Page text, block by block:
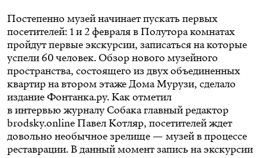
Постепенно музей начинает пускать первых
посетителей: 1 и 2 февраля в Полутора комнатах
пройдут первые экскурсии, записаться на которые
успели 60 человек. Обзор нового музейного
пространства, состоящего из двух объединенных
квартир на втором этаже Дома Мурузи, сделало
издание Фонтанка.ру. Как отметил
винтервью журналу Собака главный редактор
brodsky.online Павел Котляр, посетителей ждет
довольно необычное зрелище — музей в процессе
реставрации. В данный момент запись на экскурсии